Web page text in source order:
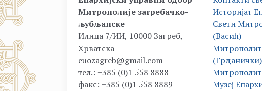
Митрополије загребачко-
љубљанске
Илица 7/ИИ, 10000 Загреб,
Хрватска
euozagreb@gmail.com
тел.: +385 (0)1 558 8888
факс: +385 (0)1 558 8889
Историјат
Свети
(Васић)
(Грданички)
Митрополит
Музеј